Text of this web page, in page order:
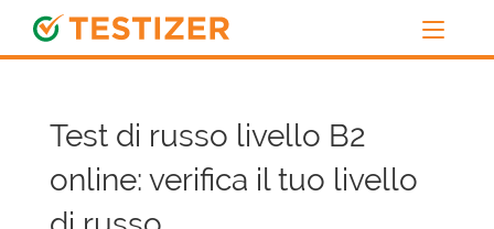
Test di russo livello B2
online: verifica il tuo livello